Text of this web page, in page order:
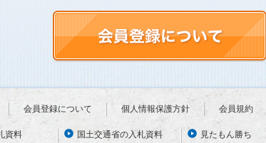
会員登録について 個人情報保護方針 会員規約
資料 国土交通省の入札資料 見たもん勝ち